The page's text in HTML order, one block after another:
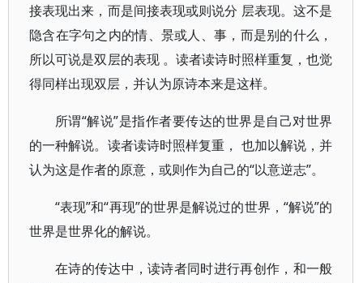
接表现出来，而是间接表现或则说分 层表现。这不是
隐含在字句之内的情、景或人、事，而是别的什么，
所以可说是双层的表现 。读者读诗时照样重复，也觉
得同样出现双层，并认为原诗本来是这样。
所谓“解说”是指作者要传达的世界是自己对世界
的一种解说。读者读诗时照样复重， 也加以解说，并
认为这是作者的原意，或则作为自己的“以意逆志”。
“表现”和“再现”的世界是解说过的世界，“解说”的
世界是世界化的解说。
在诗的传达中，读诗者同时进行再创作，和一般